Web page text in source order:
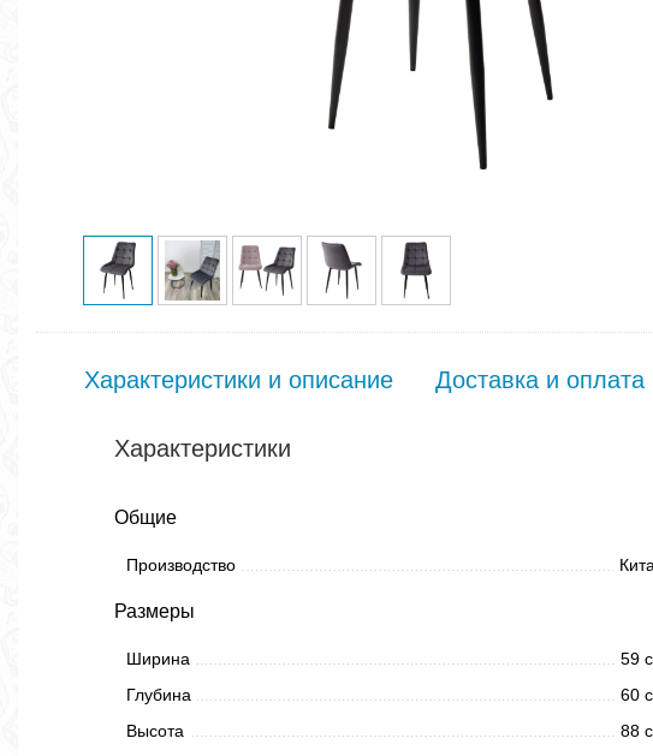
Характеристики и описание Доставка и оплата
Характеристики
Общие
Производство
Размеры
Ширина
59
Глубина
60
Высота
88